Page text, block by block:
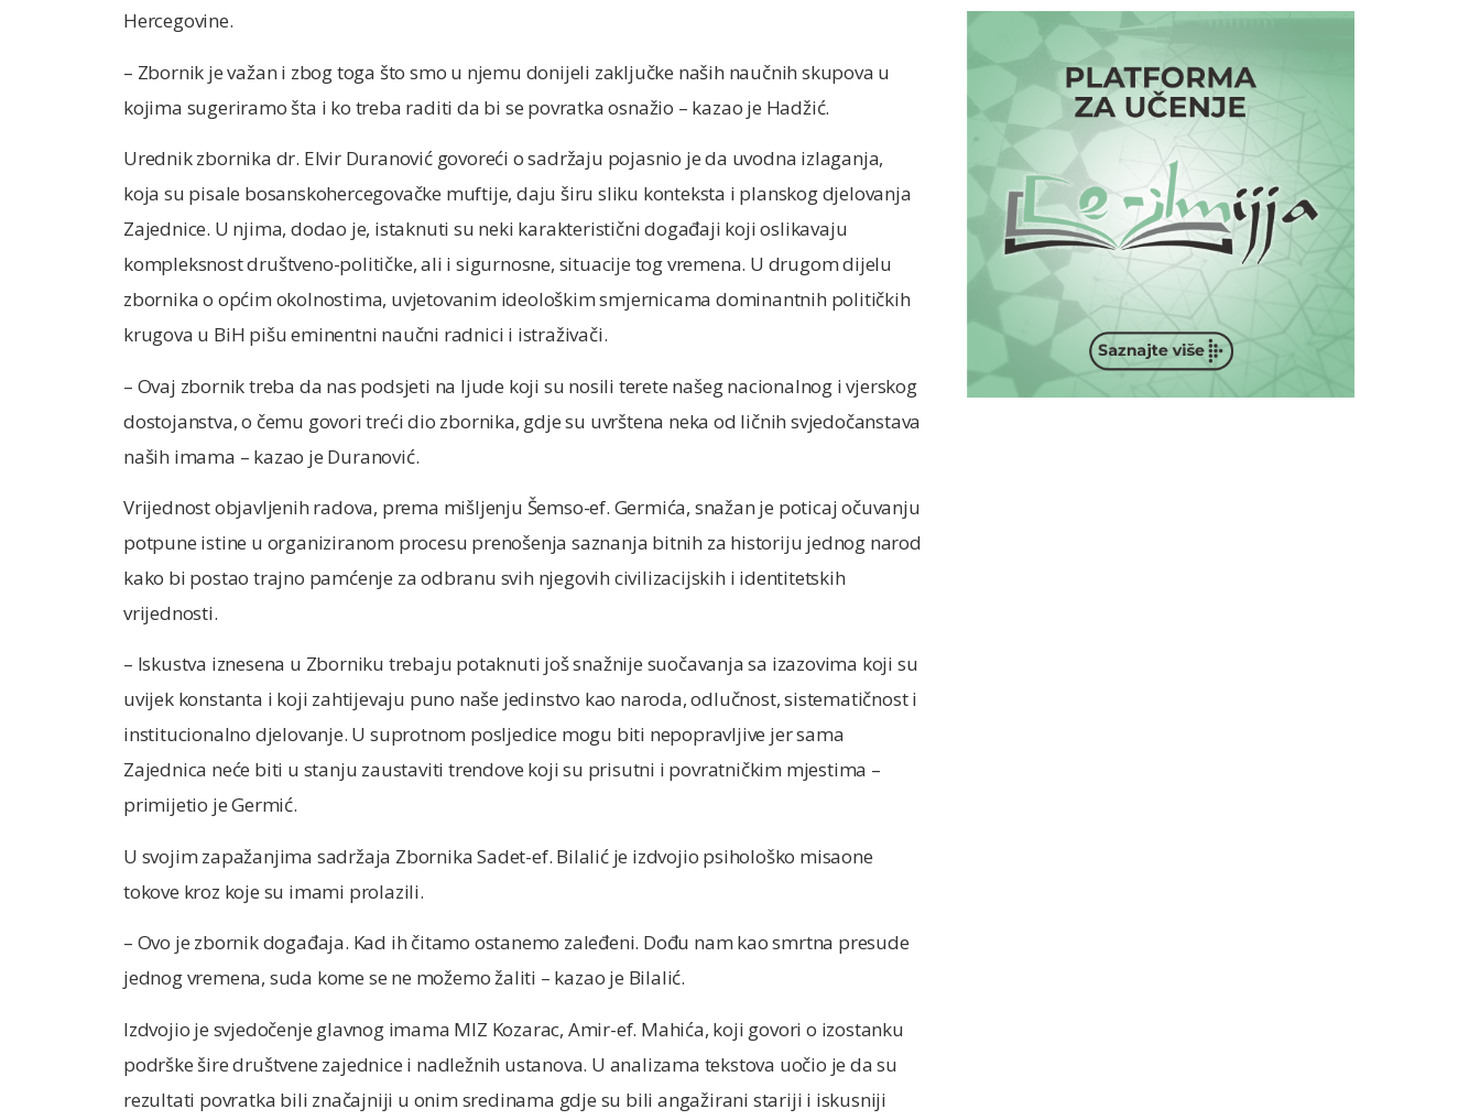
Hercegovine.
– Zbornik je važan i zbog toga što smo u njemu donijeli zaključke naših naučnih skupova u
kojima sugeriramo šta i ko treba raditi da bi se povratka osnažio – kazao je Hadžić.
Urednik zbornika dr. Elvir Duranović govoreći o sadržaju pojasnio je da uvodna izlaganja,
koja su pisale bosanskohercegovačke muftije, daju širu sliku konteksta i planskog djelovanja
Zajednice. U njima, dodao je, istaknuti su neki karakteristični događaji koji oslikavaju
kompleksnost društveno-političke, ali i sigurnosne, situacije tog vremena. U drugom dijelu
zbornika o općim okolnostima, uvjetovanim ideološkim smjernicama dominantnih političkih
krugova u BiH pišu eminentni naučni radnici i istraživači.
– Ovaj zbornik treba da nas podsjeti na ljude koji su nosili terete našeg nacionalnog i vjerskog
dostojanstva, o čemu govori treći dio zbornika, gdje su uvrštena neka od ličnih svjedočanstava
naših imama – kazao je Duranović.
Vrijednost objavljenih radova, prema mišljenju Šemso-ef. Germića, snažan je poticaj očuvanju
potpune istine u organiziranom procesu prenošenja saznanja bitnih za historiju jednog narod
kako bi postao trajno pamćenje za odbranu svih njegovih civilizacijskih i identitetskih
vrijednosti.
– Iskustva iznesena u Zborniku trebaju potaknuti još snažnije suočavanja sa izazovima koji su
uvijek konstanta i koji zahtijevaju puno naše jedinstvo kao naroda, odlučnost, sistematičnost i
institucionalno djelovanje. U suprotnom posljedice mogu biti nepopravljive jer sama
Zajednica neće biti u stanju zaustaviti trendove koji su prisutni i povratničkim mjestima –
primijetio je Germić.
U svojim zapažanjima sadržaja Zbornika Sadet-ef. Bilalić je izdvojio psihološko misaone
tokove kroz koje su imami prolazili.
– Ovo je zbornik događaja. Kad ih čitamo ostanemo zaleđeni. Dođu nam kao smrtna presude
jednog vremena, suda kome se ne možemo žaliti – kazao je Bilalić.
Izdvojio je svjedočenje glavnog imama MIZ Kozarac, Amir-ef. Mahića, koji govori o izostanku
podrške šire društvene zajednice i nadležnih ustanova. U analizama tekstova uočio je da su
rezultati povratka bili značajniji u onim sredinama gdje su bili angažirani stariji i iskusniji